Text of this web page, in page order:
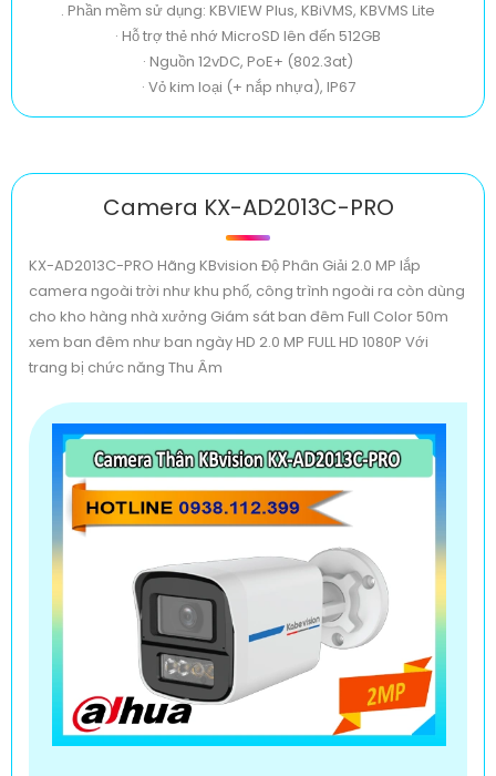
. Phần mềm sử dụng: KBVIEW Plus, KBiVMS, KBVMS Lite
· Hỗ trợ thẻ nhớ MicroSD lên đến 512GB
· Nguồn 12vDC, PoE+ (802.3at)
· Vỏ kim loại (+ nắp nhựa), IP67
Camera KX-AD2013C-PRO
KX-AD2013C-PRO Hãng KBvision Độ Phân Giải 2.0 MP lắp
camera ngoài trời như khu phố, công trình ngoài ra còn dùng
cho kho hàng nhà xưởng Giám sát ban đêm Full Color 50m
xem ban đêm như ban ngày HD 2.0 MP FULL HD 1080P Với
trang bị chức năng Thu Âm